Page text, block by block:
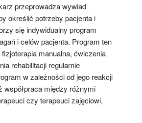
przeprowadza wywiad
określić potrzeby pacjenta i
się indywidualny program
i celów pacjenta. Program ten
manualna, ćwiczenia
rehabilitacji regularnie
w zależności od jego reakcji
współpraca między różnymi
czy terapeuci zajęciowi,